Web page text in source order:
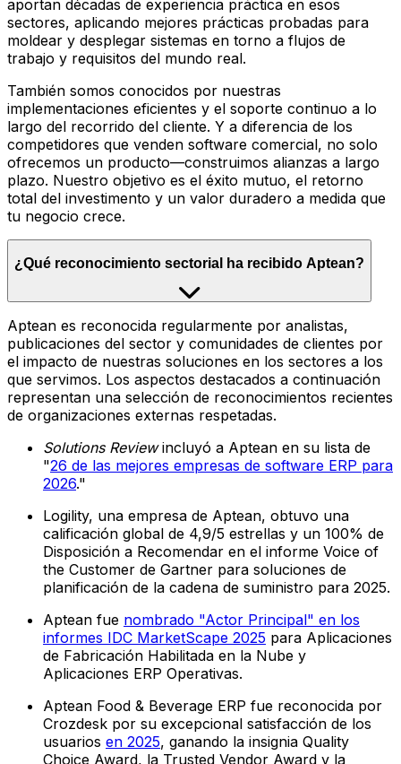
aportan décadas de experiencia práctica en esos
sectores, aplicando mejores prácticas probadas para
moldear y desplegar sistemas en torno a flujos de
trabajo y requisitos del mundo real.
También somos conocidos por nuestras
implementaciones eficientes y el soporte continuo a lo
largo del recorrido del cliente. Y a diferencia de los
competidores que venden software comercial, no solo
ofrecemos un producto—construimos alianzas a largo
plazo. Nuestro objetivo es el éxito mutuo, el retorno
total del investimento y un valor duradero a medida que
tu negocio crece.
¿Qué reconocimiento sectorial ha recibido Aptean?
Aptean es reconocida regularmente por analistas,
publicaciones del sector y comunidades de clientes por
el impacto de nuestras soluciones en los sectores a los
que servimos. Los aspectos destacados a continuación
representan una selección de reconocimientos recientes
de organizaciones externas respetadas.
Solutions Reviewincluyó a Aptean en su lista de
"26 de las mejores empresas de software ERP para
2026."
Logility, una empresa de Aptean, obtuvo una
calificación global de 4,9/5 estrellas y un 100% de
Disposición a Recomendar en el informe Voice of
the Customer de Gartner para soluciones de
planificación de la cadena de suministro para 2025.
Aptean fue nombrado "Actor Principal" en los
informes IDC MarketScape 2025 para Aplicaciones
de Fabricación Habilitada en la Nube y
Aplicaciones ERP Operativas.
Aptean Food & Beverage ERP fue reconocida por
Crozdesk por su excepcional satisfacción de los
usuarios en 2025, ganando la insignia Quality
Choice Award, la Trusted Vendor Award y la